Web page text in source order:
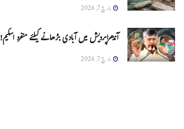
مارچ 7, 2026
آندھراپردیش میں آبادی بڑھانے کیلئے منفرد اسکیم!
مارچ 7, 2026